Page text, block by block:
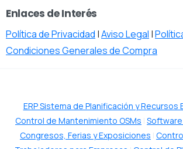
Enlaces de Interés
Política de Privacidad |Aviso Legal |
Condiciones Generales de Compra
ERP Sistema de Planificación y Recursos
Control de Mantenimiento OSMs
Congresos, Ferias y Exposiciones